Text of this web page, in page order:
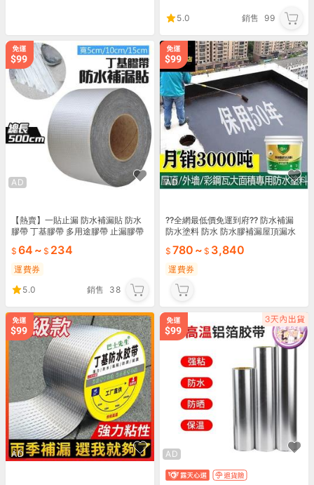
5.0 銷售 99
AD
【熱賣】一貼止漏 防水補漏貼 防水
膠帶 丁基膠帶 多用途膠帶 止漏膠帶
補洞 補漏
64 ~ 234
運費券
5.0
銷售 38
AD
??全網最低價免運到府?? 防水補漏
防水塗料 防水 防水膠補漏屋頂漏水
防水補漏王
780 ~ 3,840
運費券
AD AD